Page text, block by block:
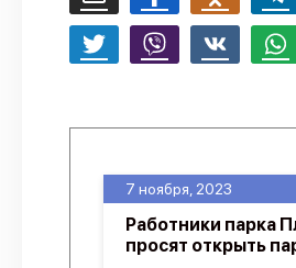
7 ноября, 2023
Работники парка
просят открыть